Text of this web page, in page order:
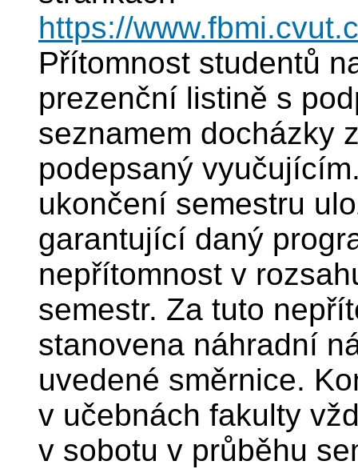
https://
Přítomnost studentů
prezenční listině s
seznamem docházky
podepsaný
ukončení semestru
garantující daný
nepřítomnost v
semestr. Za tuto
stanovena náhradní
uvedené směrnice.
v učebnách fakulty
v sobotu v průběhu